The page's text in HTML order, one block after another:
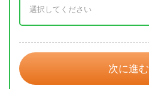
次に進む